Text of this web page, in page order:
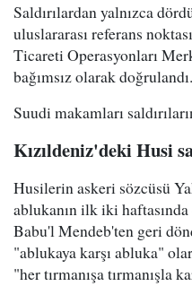
Saldırılardan yalnızca
uluslararası referans
Ticareti Operasyonları
bağımsız olarak doğrulandı.
Suudi makamları
Kızıldeniz'deki Husi
Husilerin askeri sözcüsü
ablukanın ilk iki
Babu'l Mendeb'ten geri
"ablukaya karşı abluka"
"her tırmanışa tırmanışla